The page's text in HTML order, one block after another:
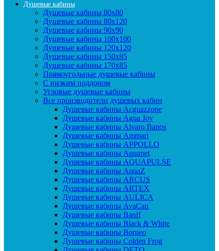
Душевые кабины
Душевые кабины 80x80
Душевые кабины 80x120
Душевые кабины 90х90
Душевые кабины 100x100
Душевые кабины 120x120
Душевые кабины 150x85
Душевые кабины 170x85
Прямоугольные душевые кабины
С низким поддоном
Угловые душевые кабины
Все производители душевых кабин
Душевые кабины Acguazzone
Душевые кабины Agua Joy
Душевые кабины Alvaro Banos
Душевые кабины Ammari
Душевые кабины APPOLLO
Душевые кабины Aquanet
Душевые кабины AQUAPULSE
Душевые кабины AquaZ
Душевые кабины ARCUS
Душевые кабины ARTEX
Душевые кабины AULICA
Душевые кабины AvaCan
Душевые кабины Banff
Душевые кабины Black & White
Душевые кабины Borneo
Душевые кабины Colden Frog